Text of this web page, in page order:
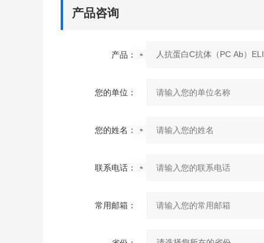
产品咨询
产品：
您的单位：
您的姓名：
联系电话：
常用邮箱：